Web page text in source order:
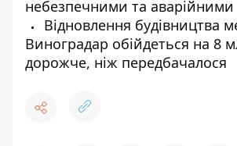
небезпечними та аварійними
Відновлення будівництва
Виноградар обійдеться на 8
дорожче, ніж передбачалося